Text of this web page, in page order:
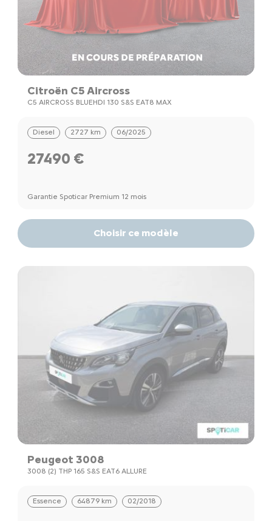
Citroën C5 Aircross
C5 AIRCROSS BLUEHDI 130 S&S EAT8 MAX
Diesel 2727 km 06/2025
27490 €
Garantie Spoticar Premium 12 mois
Choisir ce modèle
Peugeot 3008
3008 (2) THP 165 S&S EAT6 ALLURE
Essence 64879 km 02/2018